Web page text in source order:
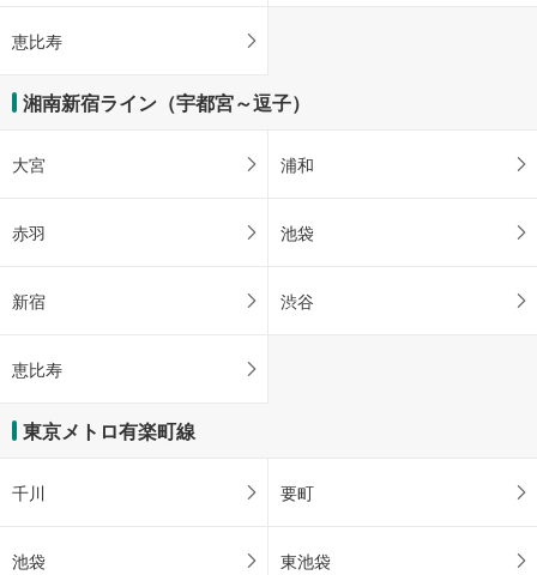
恵比寿
湘南新宿ライン（宇都宮～逗子）
大宮 浦和
赤羽 池袋
新宿 渋谷
恵比寿
東京メトロ有楽町線
千川 要町
池袋 東池袋